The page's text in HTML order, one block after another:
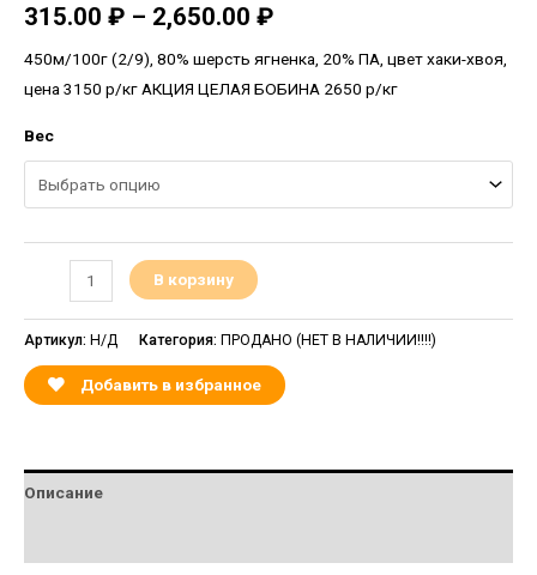
315.00 ₽ – 2,650.00 ₽
450м/100г (2/9), 80% шерсть ягненка, 20% ПА, цвет хаки-хвоя,
цена 3150 р/кг АКЦИЯ ЦЕЛАЯ БОБИНА 2650 р/кг
Вес
В корзину
Артикул: Н/Д Категория: ПРОДАНО (НЕТ В НАЛИЧИИ!!!!)
Добавить в избранное
Описание